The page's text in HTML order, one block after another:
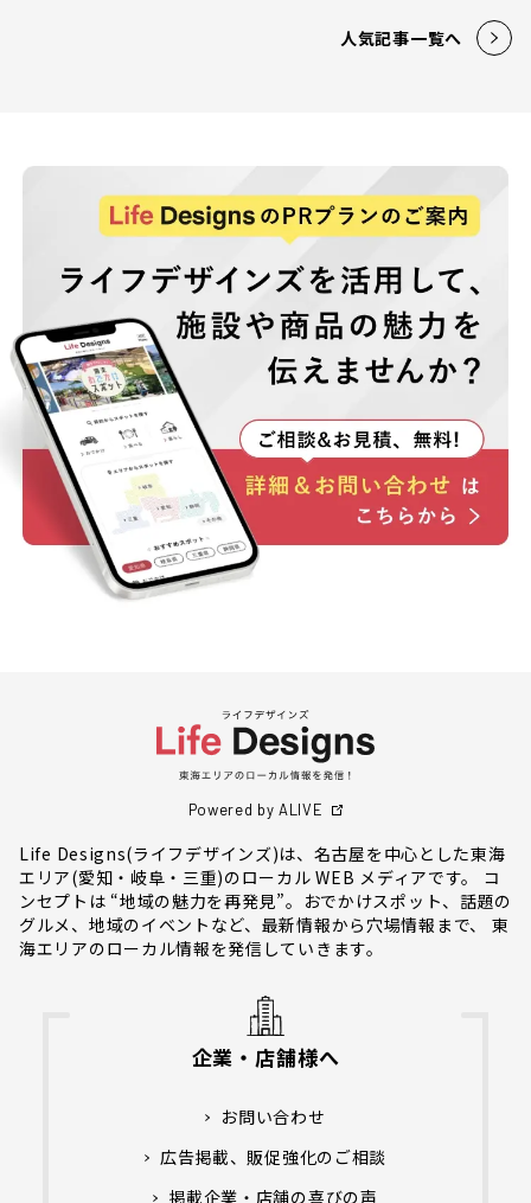
人気記事一覧へ
Powered by ALIVE
Life Designs(ライフデザインズ)は、名古屋を中心とした東海
エリア(愛知・岐阜・三重)のローカル WEB メディアです。 コ
ンセプトは “地域の魅力を再発見”。おでかけスポット、話題の
グルメ、地域のイベントなど、最新情報から穴場情報まで、 東
海エリアのローカル情報を発信していきます。
企業・店舗様へ
お問い合わせ
広告掲載、販促強化のご相談
掲載企業・店舗の喜びの声